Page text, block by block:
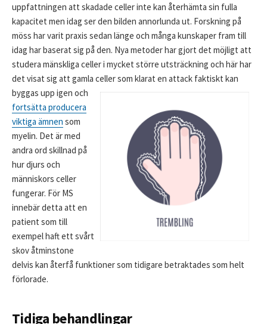
uppfattningen att skadade celler inte kan återhämta sin fulla
kapacitet men idag ser den bilden annorlunda ut. Forskning på
möss har varit praxis sedan länge och många kunskaper fram till
idag har baserat sig på den. Nya metoder har gjort det möjligt att
studera mänskliga celler i mycket större utsträckning och här har
det visat sig att gamla celler som klarat en attack faktiskt kan
byggas upp igen och
fortsätta producera
viktiga ämnen som
myelin. Det är med
andra ord skillnad på
hur djurs och
människors celler
fungerar. För MS
innebär detta att en
patient som till
exempel haft ett svårt
skov åtminstone
delvis kan återfå funktioner som tidigare betraktades som helt
förlorade.
Tidiga behandlingar